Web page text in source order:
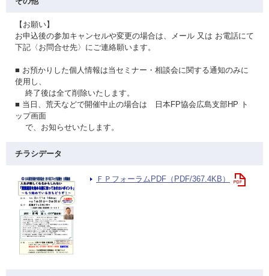
【お願い】
お申込後の参加キャンセルや変更の場合は、メール 又は お電話にて
下記〈お問合せ先〉にご連絡願います。
■ お預かりした個人情報は当セミナー・相談会に関する通知のみに
使用し、
終了後は全て削除いたします。
■ 当日、荒天などで開催中止の場合は 日本FP協会広島支部HP ト
ップ画面
で、お知らせいたします。
チラシデータ
ＦＰフォーラムPDF（PDF/367.4KB）